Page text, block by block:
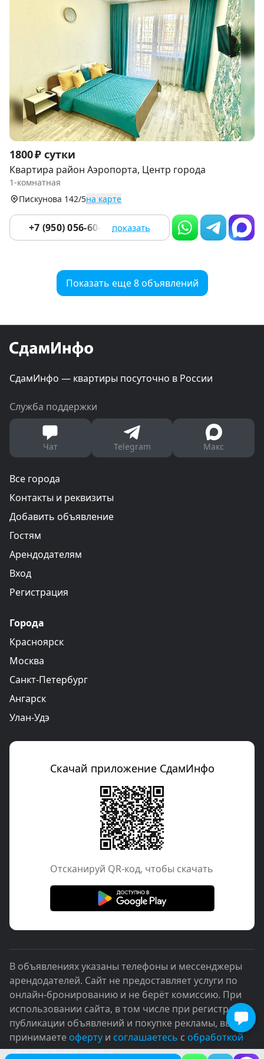
Item
1
of
1800 ₽ сутки
Квартира район Аэропорта, Центр города
1-комнатная
Пискунова 142/5на карте
+7 (950) 056-60-06 показать
Показать еще 8 объявлений
СдамИнфо — квартиры посуточно в России
Служба поддержки
Чат Telegram Макс
Все города
Контакты и реквизиты
Добавить объявление
Гостям
Арендодателям
Вход
Регистрация
Города
Красноярск
Москва
Санкт-Петербург
Ангарск
Улан-Удэ
Скачай приложение СдамИнфо
Отcканируй QR-код, чтобы скачать
В объявлениях указаны телефоны и мессенджеры
арендодателей. Сайт не предоставляет услуги по
онлайн-бронированию и не берёт комиссию. При
использовании сайта, в том числе при регистрации,
публикации объявлений и покупке рекламы, вы
принимаете оферту и соглашаетесь с обработкой
персональных данных